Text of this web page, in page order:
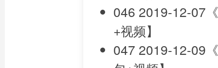
046 2019-12-07
+视频】
047 2019-12-09